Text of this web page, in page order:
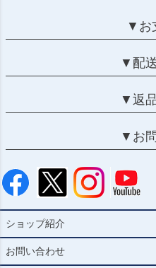
▼お
▼配
▼返
▼お
ショップ紹介
お問い合わせ